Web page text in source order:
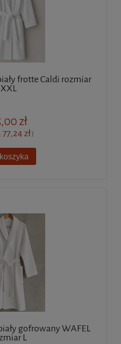
frotte Caldi rozmiar
XXL
zł
77,24 zł)
gofrowany WAFEL
L